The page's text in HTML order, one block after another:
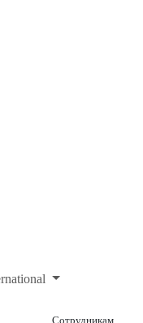
Сотрудникам